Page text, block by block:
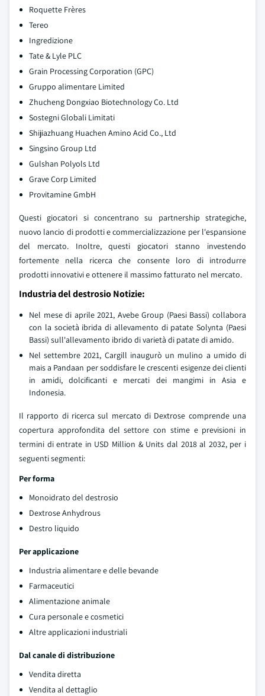
Roquette Frères
Tereo
Ingredizione
Tate & Lyle PLC
Grain Processing Corporation (GPC)
Gruppo alimentare Limited
Zhucheng Dongxiao Biotechnology Co. Ltd
Sostegni Globali Limitati
Shijiazhuang Huachen Amino Acid Co., Ltd
Singsino Group Ltd
Gulshan Polyols Ltd
Grave Corp Limited
Provitamine GmbH
Questi giocatori si concentrano su partnership strategiche,
nuovo lancio di prodotti e commercializzazione per l'espansione
del mercato. Inoltre, questi giocatori stanno investendo
fortemente nella ricerca che consente loro di introdurre
prodotti innovativi e ottenere il massimo fatturato nel mercato.
Industria del destrosio Notizie:
Nel mese di aprile 2021, Avebe Group (Paesi Bassi) collabora
con la società ibrida di allevamento di patate Solynta (Paesi
Bassi) sull'allevamento ibrido di varietà di patate di amido.
Nel settembre 2021, Cargill inaugurò un mulino a umido di
mais a Pandaan per soddisfare le crescenti esigenze dei clienti
in amidi, dolcificanti e mercati dei mangimi in Asia e
Indonesia.
Il rapporto di ricerca sul mercato di Dextrose comprende una
copertura approfondita del settore con stime e previsioni in
termini di entrate in USD Million & Units dal 2018 al 2032, per i
seguenti segmenti:
Per forma
Monoidrato del destrosio
Dextrose Anhydrous
Destro liquido
Per applicazione
Industria alimentare e delle bevande
Farmaceutici
Alimentazione animale
Cura personale e cosmetici
Altre applicazioni industriali
Dal canale di distribuzione
Vendita diretta
Vendita al dettaglio